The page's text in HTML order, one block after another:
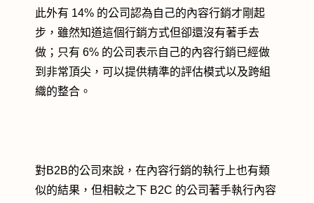
此外有 14% 的公司認為自己的內容行銷才剛起
步，雖然知道這個行銷方式但卻還沒有著手去
做；只有 6% 的公司表示自己的內容行銷已經做
到非常頂尖，可以提供精準的評估模式以及跨組
織的整合。
對B2B的公司來說，在內容行銷的執行上也有類
似的結果，但相較之下 B2C 的公司著手執行內容